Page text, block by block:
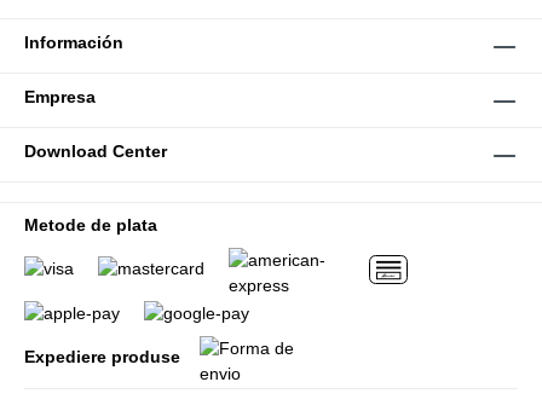
Información
Empresa
Download Center
Metode de plata
Expediere produse